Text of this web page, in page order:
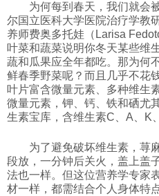
为何每到春天，我们就会
尔国立医科大学医院治疗学教
养师费奥多托娃（Larisa
叶菜和蔬菜说明你冬天某些维
蔬和瓜果应全年都吃。那为何
鲜春季野菜呢？而且几乎不花
叶片富含微量元素、多种维生
微量元素，钾、钙、铁和硒尤
生素宝库，含维生素C、A、K
为了避免破坏维生素，荨
段放，一分钟后关火，盖上盖
法也一样。但这位营养学专家
材一样，都需结合个人身体特